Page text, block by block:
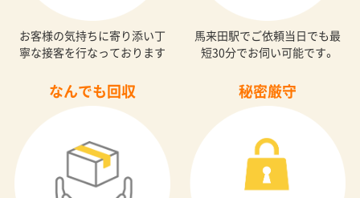
お客様の気持ちに寄り添い丁
寧な接客を行なっております
馬来田駅でご依頼当日でも最
短30分でお伺い可能です。
なんでも回収 秘密厳守